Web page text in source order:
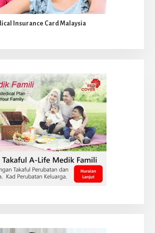
Insurance Card Malaysia